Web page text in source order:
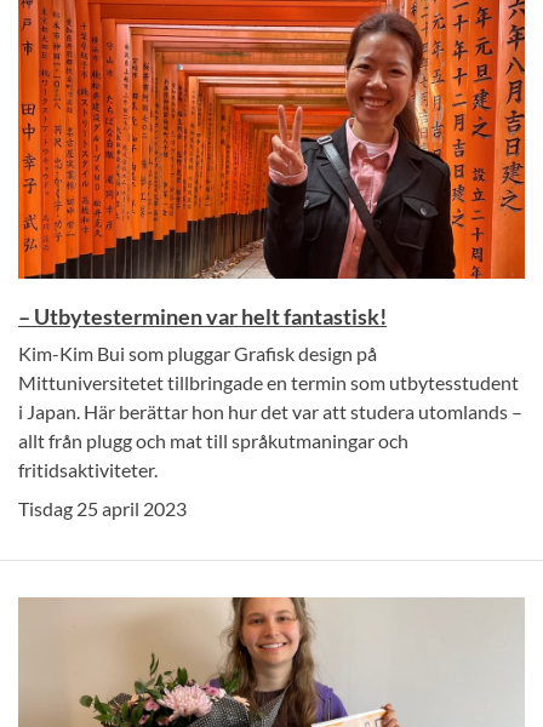
– Utbytesterminen var helt fantastisk!
Kim-Kim Bui som pluggar Grafisk design på
Mittuniversitetet tillbringade en termin som utbytesstudent
i Japan. Här berättar hon hur det var att studera utomlands –
allt från plugg och mat till språkutmaningar och
fritidsaktiviteter.
Tisdag 25 april 2023